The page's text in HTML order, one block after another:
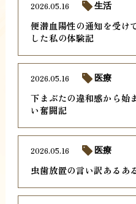
便潜血陽性の通知を受け
した私の体験記
2026.05.16 生活
下まぶたの違和感から始
い奮闘記
2026.05.16 医療
虫歯放置の言い訳あるあ
2026.05.16 医療